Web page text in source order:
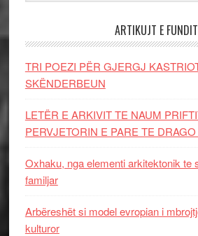
ARTIKUJT E FUNDIT
TRI POEZI PËR GJERGJ
SKËNDERBEUN
LETËR E ARKIVIT TE NAUM
PERVJETORIN E PARE TE
Oxhaku, nga elementi arkitektonik te
familjar
Arbëreshët si model evropian i
kulturor